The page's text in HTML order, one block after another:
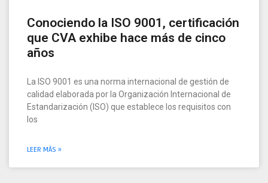
Conociendo la ISO 9001, certificación
que CVA exhibe hace más de cinco
años
La ISO 9001 es una norma internacional de gestión de
calidad elaborada por la Organización Internacional de
Estandarización (ISO) que establece los requisitos con
los
LEER MÁS »